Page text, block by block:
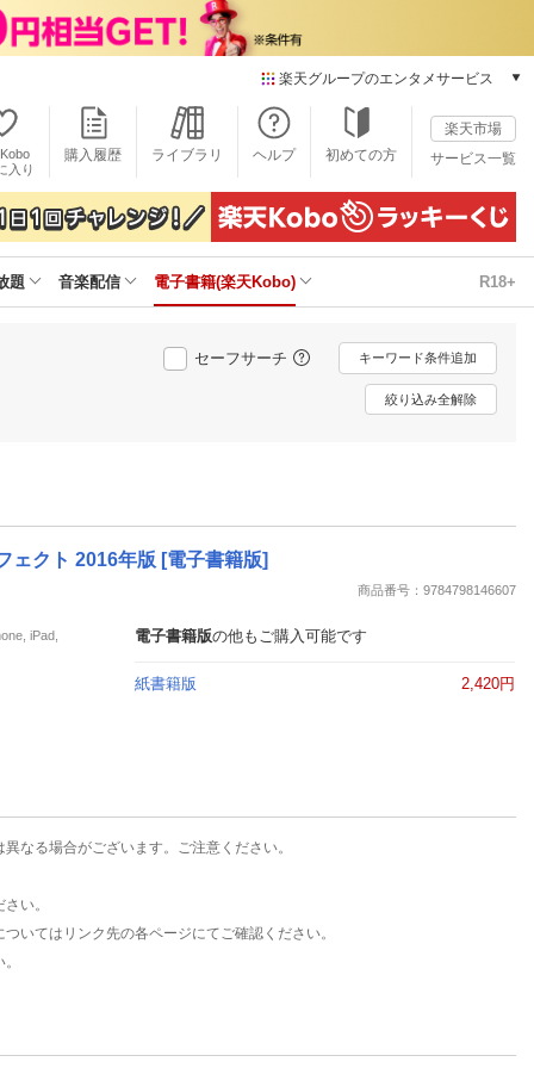
楽天グループのエンタメサービス
本/ゲーム/CD/DVD
楽天ブックス
電子書籍
楽天Kobo
雑誌読み放題
楽天ミュージック
動画配信
楽天TV
動画配信ガイド
推し楽
入り
購入履歴 ライブラリ ヘルプ 初めての方
楽天市場
サービス一覧
題 音楽配信 電子書籍(楽天Kobo) R18+
セーフサーチ キーワード条件追加
絞り込み全解除
ェクト 2016年版 [電子書籍版]
商品番号：9784798146607
iPad,
電子書籍版の他もご購入可能です
紙書籍版 2,420円
なる場合がございます。ご注意ください。
い。
いてはリンク先の各ページにてご確認ください。